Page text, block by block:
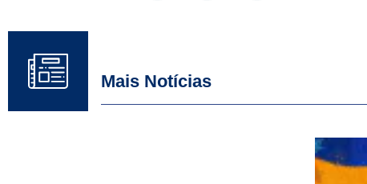
Mais Notícias